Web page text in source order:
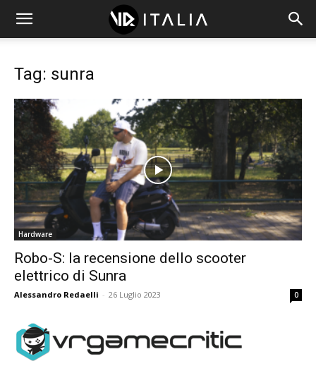
Tag: sunra
Hardware
Robo-S: la recensione dello scooter
elettrico di Sunra
Alessandro Redaelli - 26 Luglio 2023 0